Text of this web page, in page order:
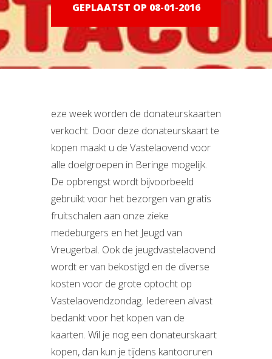
GEPLAATST OP 08-01-2016
eze week worden de donateurskaarten
verkocht. Door deze donateurskaart te
kopen maakt u de Vastelaovend voor
alle doelgroepen in Beringe mogelijk.
De opbrengst wordt bijvoorbeeld
gebruikt voor het bezorgen van gratis
fruitschalen aan onze zieke
medeburgers en het Jeugd van
Vreugerbal. Ook de jeugdvastelaovend
wordt er van bekostigd en de diverse
kosten voor de grote optocht op
Vastelaovendzondag. Iedereen alvast
bedankt voor het kopen van de
kaarten. Wil je nog een donateurskaart
kopen, dan kun je tijdens kantooruren